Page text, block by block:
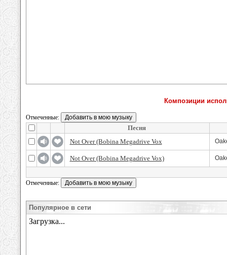
Композиции
Отмеченные:
Песня
Not Over (Bobina Megadrive Vox
Not Over (Bobina Megadrive Vox)
Отмеченные:
Популярное в сети